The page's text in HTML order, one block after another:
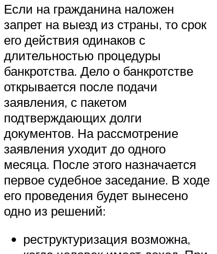
Если на гражданина наложен
запрет на выезд из страны, то срок
его действия одинаков с
длительностью процедуры
банкротства. Дело о банкротстве
открывается после подачи
заявления, с пакетом
подтверждающих долги
документов. На рассмотрение
заявления уходит до одного
месяца. После этого назначается
первое судебное заседание. В ходе
его проведения будет вынесено
одно из решений:
реструктуризация возможна,